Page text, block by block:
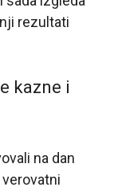
rezultati
kazne i
na dan